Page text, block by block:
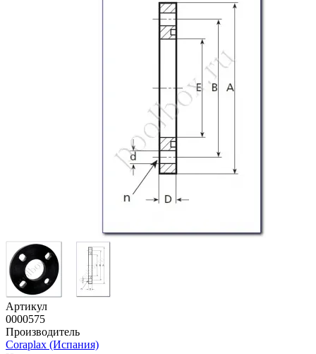
Артикул
0000575
Производитель
Coraplax (Испания)